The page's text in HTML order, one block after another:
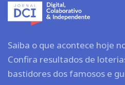
Saiba o que acontece hoje
Confira resultados de
bastidores dos famosos e